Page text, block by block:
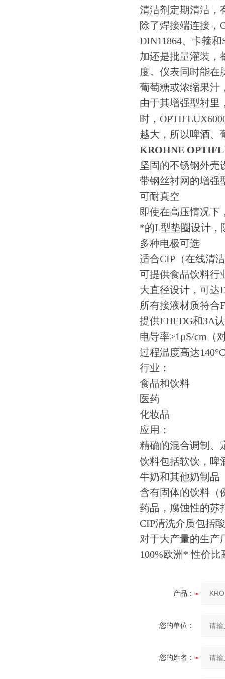
清洁剂定期清洁，
除了焊接端连接，
DIN11864、卡箍
加还是批量灌装，
度。仪表同时能在
葡萄糖或浓缩果汁
由于其增强型衬里
时，
越大，所以啤酒、
KROHNE
坚固的不锈钢外壳
带钢丝衬网的增强
可耐真空
即使在高压情况下
*的L型垫圈设计，
多种电极可选
适合CIP（在线清
可提供食品饮料行
大直径设计，可达
所有接液材质符合
提供EHEDG和3A
电导率≥1μS/cm（
过程温度高达140°C
行业：
食品和饮料
医药
化妆品
应用：
精确的混合调制、
饮料包括软饮，啤
牛奶和其他奶制品
含有固体的饮料（
药品，腐蚀性的苏
CIP清洗介质包括
对于大产量的生产
100%欧洲* 性价比
产品：
您的单位：
您的姓名：